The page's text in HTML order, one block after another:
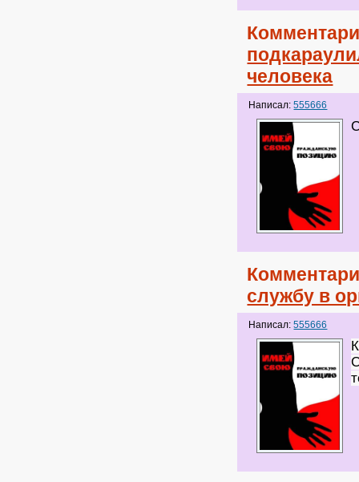
человека
Написал:555666
службу в
Написал:555666